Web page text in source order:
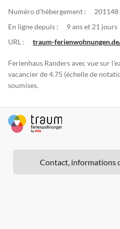
Numéro d'hébergement :
201148
En ligne depuis :
9 ans et 21 jours
URL :
traum-
Ferienhaus Randers avec vue sur
vacancier de 4.75 (échelle de
soumises.
Contact, informations